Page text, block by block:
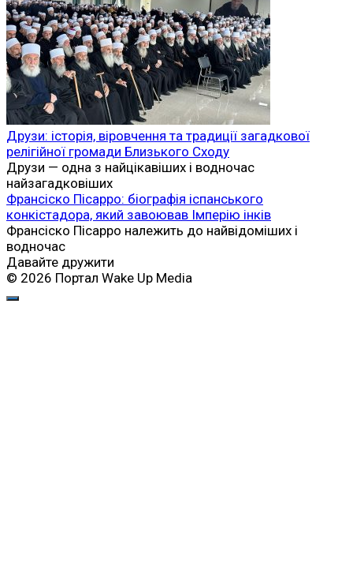
Друзи: історія, віровчення та традиції загадкової
релігійної громади Близького Сходу
Друзи — одна з найцікавіших і водночас
найзагадковіших
Франсіско Пісарро: біографія іспанського
конкістадора, який завоював Імперію інків
Франсіско Пісарро належить до найвідоміших і
водночас
Давайте дружити
© 2026 Портал Wake Up Media